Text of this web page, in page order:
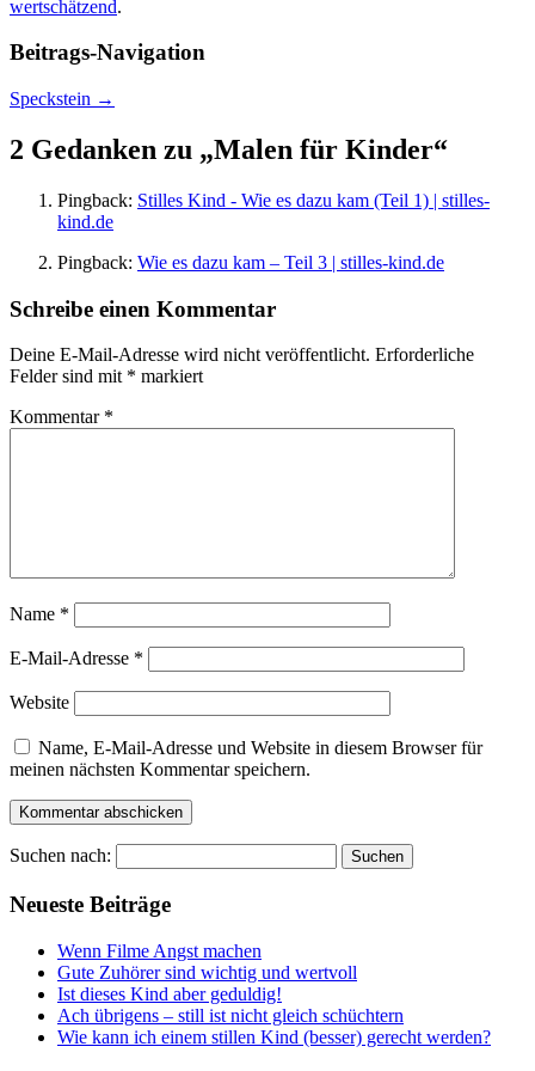
wertschätzend.
Beitrags-Navigation
Speckstein →
2 Gedanken zu „Malen für Kinder“
Pingback: Stilles Kind - Wie es dazu kam (Teil 1) | stilles-
kind.de
Pingback: Wie es dazu kam – Teil 3 | stilles-kind.de
Schreibe einen Kommentar
Deine E-Mail-Adresse wird nicht veröffentlicht. Erforderliche
Felder sind mit * markiert
Kommentar *
Name *
E-Mail-Adresse *
Website
Name, E-Mail-Adresse und Website in diesem Browser für
meinen nächsten Kommentar speichern.
Suchen nach:
Neueste Beiträge
Wenn Filme Angst machen
Gute Zuhörer sind wichtig und wertvoll
Ist dieses Kind aber geduldig!
Ach übrigens – still ist nicht gleich schüchtern
Wie kann ich einem stillen Kind (besser) gerecht werden?